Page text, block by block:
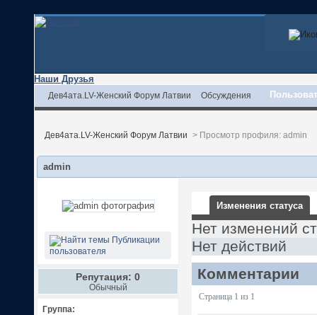
Наши Друзья
Дев4ата.LV-Женский Форум Латвии Обсуждения
Дев4ата.LV-Женский Форум Латвии > Просмотр профиля: admin
admin
Публикации
пользователя
Репутация: 0
Обычный
Группа:
Изменения статуса
Нет изменений
Нет действий
Комментарии
Страница 1 из 1